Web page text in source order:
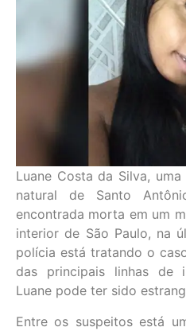
Luane Costa da Silva,
natural de Santo
encontrada morta em um
interior de São Paulo, na
polícia está tratando o
das principais linhas de
Luane pode ter sido
Entre os suspeitos está